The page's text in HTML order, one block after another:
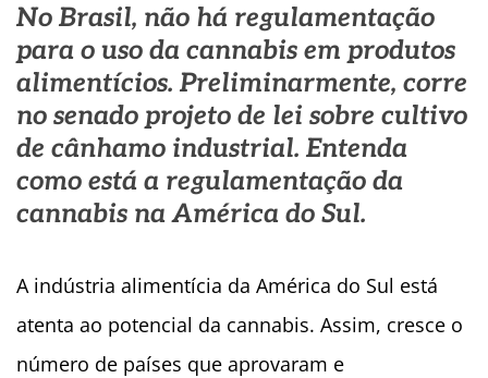
No Brasil, não há regulamentação
para o uso da cannabis em produtos
alimentícios. Preliminarmente, corre
no senado projeto de lei sobre cultivo
de cânhamo industrial. Entenda
como está a regulamentação da
cannabis na América do Sul.
A indústria alimentícia da América do Sul está
atenta ao potencial da cannabis. Assim, cresce o
número de países que aprovaram e